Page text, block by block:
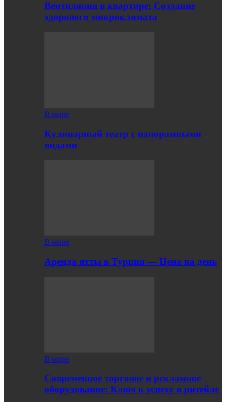
Вентиляция в квартире: Создание
здорового микроклимата
В мире
Кулинарный театр с панорамными
видами
В мире
Аренда яхты в Турции — Цена на день
В мире
Современное торговое и рекламное
оборудование: Ключ к успеху в ритейле